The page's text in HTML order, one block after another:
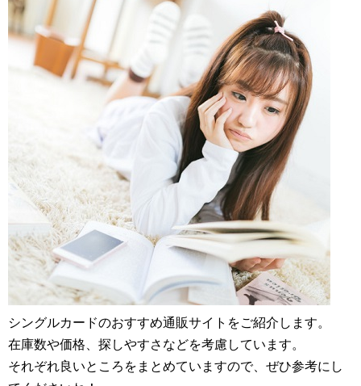
シングルカードのおすすめ通販サイトをご紹介します。
在庫数や価格、探しやすさなどを考慮しています。
それぞれ良いところをまとめていますので、ぜひ参考にし